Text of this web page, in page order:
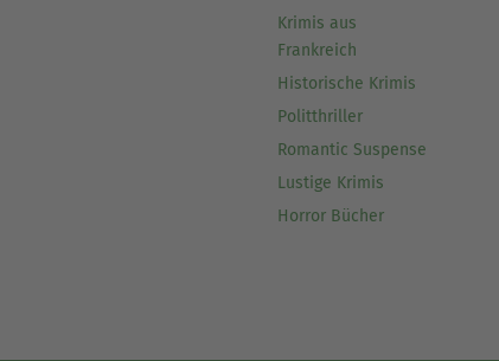
Krimis aus
Frankreich
Historische Krimis
Politthriller
Romantic Suspense
Lustige Krimis
Horror Bücher